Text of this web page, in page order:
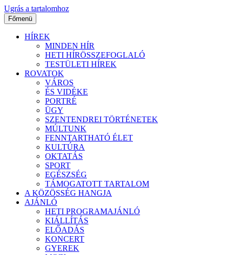
Ugrás a tartalomhoz
Főmenü
HÍREK
MINDEN HÍR
HETI HÍRÖSSZEFOGLALÓ
TESTÜLETI HÍREK
ROVATOK
VÁROS
ÉS VIDÉKE
PORTRÉ
ÜGY
SZENTENDREI TÖRTÉNETEK
MÚLTUNK
FENNTARTHATÓ ÉLET
KULTÚRA
OKTATÁS
SPORT
EGÉSZSÉG
TÁMOGATOTT TARTALOM
A KÖZÖSSÉG HANGJA
AJÁNLÓ
HETI PROGRAMAJÁNLÓ
KIÁLLÍTÁS
ELŐADÁS
KONCERT
GYEREK